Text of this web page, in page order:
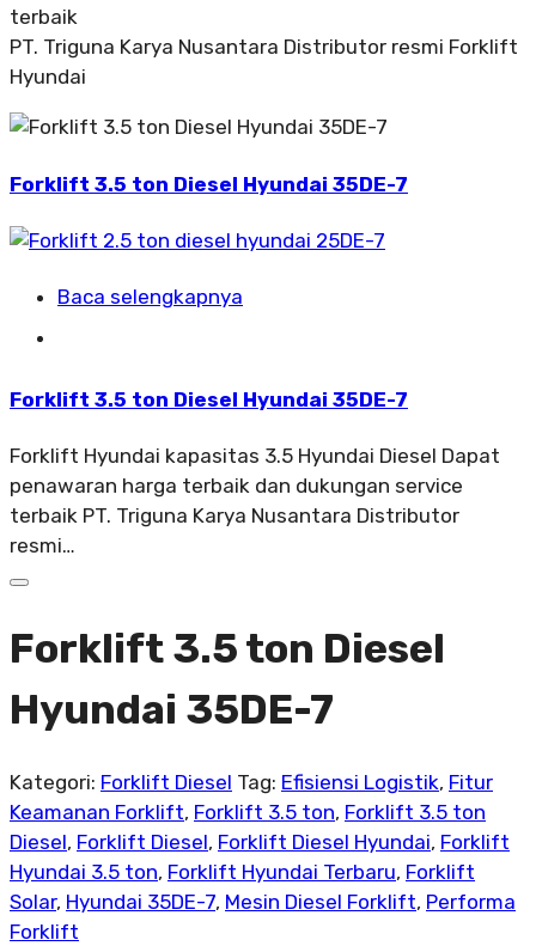
terbaik
PT. Triguna Karya Nusantara Distributor resmi Forklift
Hyundai
Forklift 3.5 ton Diesel Hyundai 35DE-7
Baca selengkapnya
Forklift 3.5 ton Diesel Hyundai 35DE-7
Forklift Hyundai kapasitas 3.5 Hyundai Diesel Dapat
penawaran harga terbaik dan dukungan service
terbaik PT. Triguna Karya Nusantara Distributor
resmi…
Forklift 3.5 ton Diesel
Hyundai 35DE-7
Kategori: Forklift Diesel Tag: Efisiensi Logistik, Fitur
Keamanan Forklift, Forklift 3.5 ton, Forklift 3.5 ton
Diesel, Forklift Diesel, Forklift Diesel Hyundai, Forklift
Hyundai 3.5 ton, Forklift Hyundai Terbaru, Forklift
Solar, Hyundai 35DE-7, Mesin Diesel Forklift, Performa
Forklift